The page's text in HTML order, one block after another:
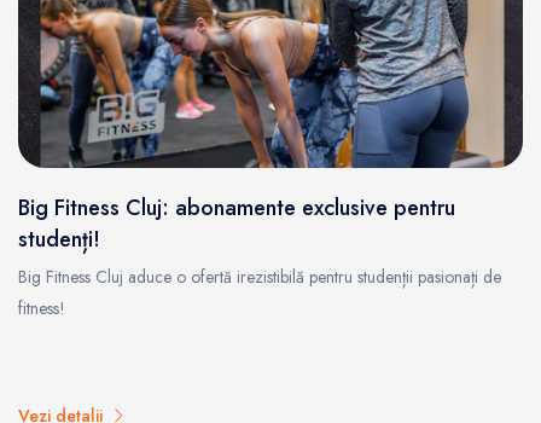
Big Fitness Cluj: abonamente exclusive pentru
studenți!
Big Fitness Cluj aduce o ofertă irezistibilă pentru studenții pasionați de
fitness!
Vezi detalii